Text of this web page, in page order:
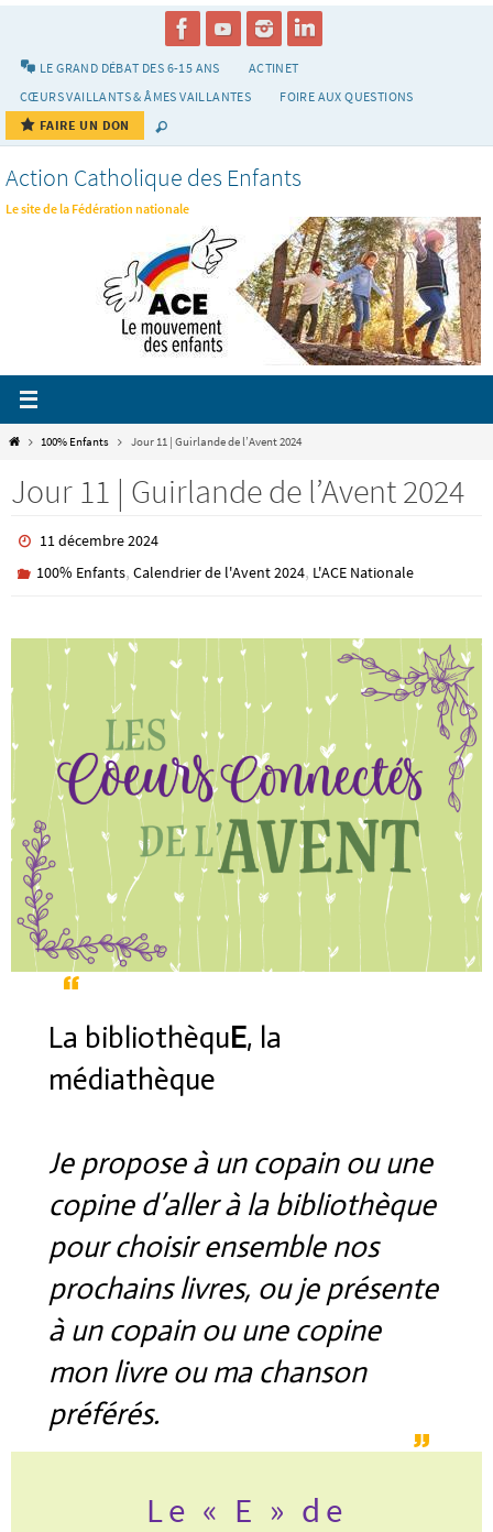
LE GRAND DÉBAT DES 6-15 ANS
ACTINET
CŒURS VAILLANTS & ÂMES VAILLANTES
FOIRE AUX QUESTIONS
FAIRE UN DON
Action Catholique des Enfants
Le site de la Fédération nationale
Home100% Enfants Jour 11 | Guirlande de l’Avent 2024
Jour 11 | Guirlande de l’Avent 2024
11 décembre 2024
100% Enfants,Calendrier de l'Avent 2024, L'ACE Nationale
La bibliothèquE, la
médiathèque
Je propose à un copain ou une
copine d’aller à la bibliothèque
pour choisir ensemble nos
prochains livres, ou je présente
à un copain ou une copine
mon livre ou ma chanson
préférés.
Le « E » de